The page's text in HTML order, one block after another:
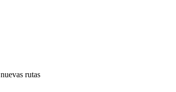
rutas